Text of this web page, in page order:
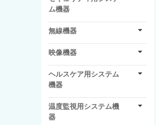
ム機器
無線機器
映像機器
ヘルスケア用システム
機器
温度監視用システム機
器